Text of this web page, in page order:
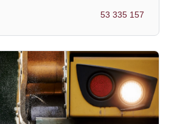
53 335 157